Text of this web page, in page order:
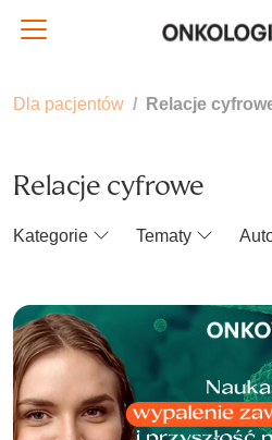
Dla pacjentów Relacje
Relacje cyfrowe
Kategorie Tematy